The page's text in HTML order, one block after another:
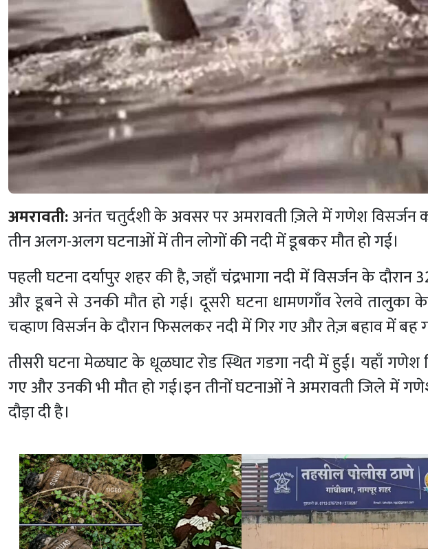
अमरावती:अनंत चतुर्दशी के अवसर पर अमरावती ज़िले में गणेश
तीन अलग-अलग घटनाओं में तीन लोगों की नदी में डूबकर मौत हो गई।
पहली घटना दर्यापुर शहर की है, जहाँ चंद्रभागा नदी में विसर्जन के दौरान
और डूबने से उनकी मौत हो गई।दूसरी घटना धामणगाँव रेलवे तालुका
चव्हाण विसर्जन के दौरान फिसलकर नदी में गिर गए और तेज़ बहाव में बह
तीसरी घटना मेळघाट के धूळघाट रोड स्थित गडगा नदी में हुई। यहाँ गणेश
गए और उनकी भी मौत हो गई।इन तीनों घटनाओं ने अमरावती जिले में
दौड़ा दी है।